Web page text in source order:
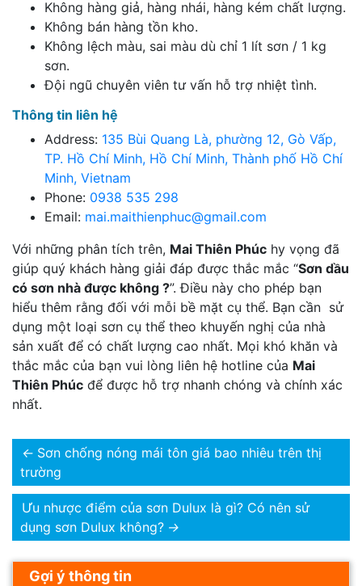
Không hàng giả, hàng nhái, hàng kém chất lượng.
Không bán hàng tồn kho.
Không lệch màu, sai màu dù chỉ 1 lít sơn / 1 kg
sơn.
Đội ngũ chuyên viên tư vấn hỗ trợ nhiệt tình.
Thông tin liên hệ
Address: 135 Bùi Quang Là, phường 12, Gò Vấp,
TP. Hồ Chí Minh, Hồ Chí Minh, Thành phố Hồ Chí
Minh, Vietnam
Phone: 0938 535 298
Email: mai.maithienphuc@gmail.com
Với những phân tích trên, Mai Thiên Phúc hy vọng đã
giúp quý khách hàng giải đáp được thắc mắc “Sơn dầu
có sơn nhà được không ?”. Điều này cho phép bạn
hiểu thêm rằng đối với mỗi bề mặt cụ thể. Bạn cần sử
dụng một loại sơn cụ thể theo khuyến nghị của nhà
sản xuất để có chất lượng cao nhất. Mọi khó khăn và
thắc mắc của bạn vui lòng liên hệ hotline của Mai
Thiên Phúc để được hỗ trợ nhanh chóng và chính xác
nhất.
← Sơn chống nóng mái tôn giá bao nhiêu trên thị
trường
Ưu nhược điểm của sơn Dulux là gì? Có nên sử
dụng sơn Dulux không? →
Gợi ý thông tin